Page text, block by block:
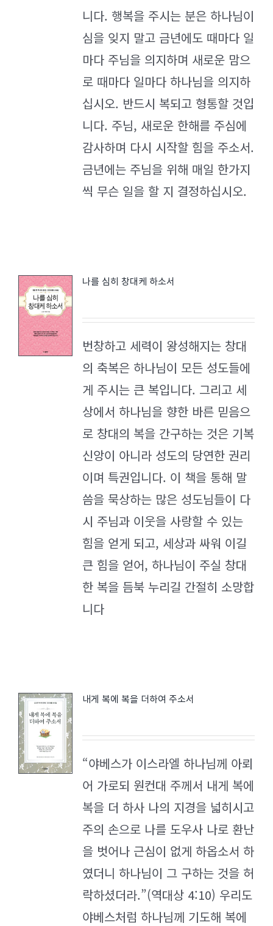
니다. 행복을 주시는 분은 하나님이
심을 잊지 말고 금년에도 때마다 일
마다 주님을 의지하며 새로운 맘으
로 때마다 일마다 하나님을 의지하
십시오. 반드시 복되고 형통할 것입
니다. 주님, 새로운 한해를 주심에
감사하며 다시 시작할 힘을 주소서.
금년에는 주님을 위해 매일 한가지
씩 무슨 일을 할 지 결정하십시오.
나를 심히 창대케 하소서
번창하고 세력이 왕성해지는 창대
의 축복은 하나님이 모든 성도들에
게 주시는 큰 복입니다. 그리고 세
상에서 하나님을 향한 바른 믿음으
로 창대의 복을 간구하는 것은 기복
신앙이 아니라 성도의 당연한 권리
이며 특권입니다. 이 책을 통해 말
씀을 묵상하는 많은 성도님들이 다
시 주님과 이웃을 사랑할 수 있는
힘을 얻게 되고, 세상과 싸워 이길
큰 힘을 얻어, 하나님이 주실 창대
한 복을 듬북 누리길 간절히 소망합
니다
내게 복에 복을 더하여 주소서
“야베스가 이스라엘 하나님께 아뢰
어 가로되 원컨대 주께서 내게 복에
복을 더 하사 나의 지경을 넓히시고
주의 손으로 나를 도우사 나로 환난
을 벗어나 근심이 없게 하옵소서 하
였더니 하나님이 그 구하는 것을 허
락하셨더라.”(역대상 4:10) 우리도
야베스처럼 하나님께 기도해 복에